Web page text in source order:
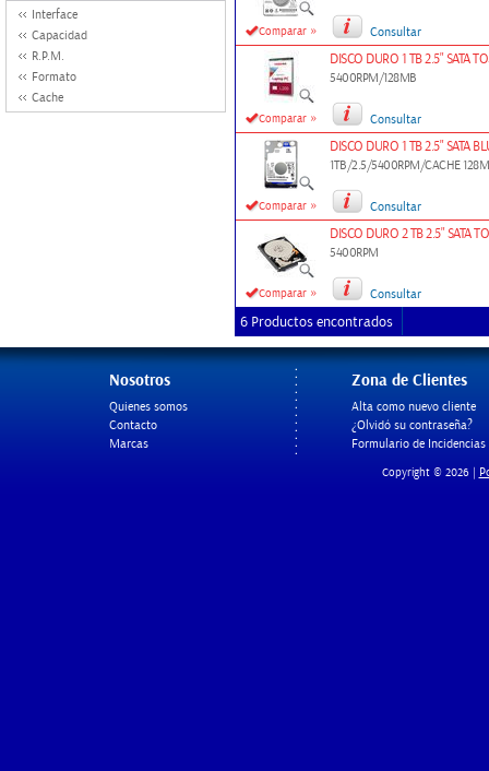
Interface
Capacidad
R.P.M.
Formato
Cache
Comparar » Consultar
Comparar »
DISCO DURO 1 TB 2.5" SATA
5400RPM/128MB
Consultar
Comparar »
DISCO DURO 1 TB 2.5" SATA
1TB/2.5/5400RPM/CACHE
Consultar
Comparar »
DISCO DURO 2 TB 2.5" SATA
5400RPM
Consultar
6 Productos encontrados
Nosotros
Quienes somos
Contacto
Marcas
Zona de Clientes
Alta como nuevo cliente
¿Olvidó su contraseña?
Formulario de Incidencias
Copyright © 2026 |